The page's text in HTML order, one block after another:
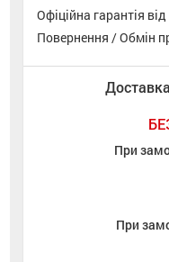
Офіційна гарантія
Повернення / Обмін
При
При